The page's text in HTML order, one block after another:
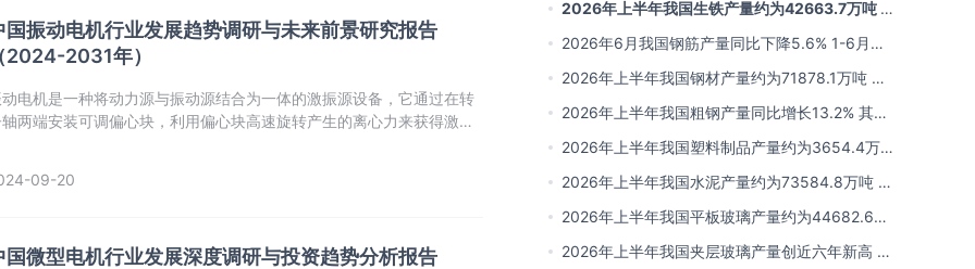
国振动电机行业发展趋势调研与未来前景研究报告
2024-2031年）
电机是一种将动力源与振动源结合为一体的激振源设备‌，它通过在转
两端安装可调偏心块，利用偏心块高速旋转产生的离心力来获得激振
09-20
国微型电机行业发展深度调研与投资趋势分析报告
2026年上半年我国生铁产量约为42663.7万吨 同
比下降2.8% 其中河北产量占比22.7%排名第一
2026年6月我国钢筋产量同比下降5.6% 1-6月累
计产量同比下降10.7%
2026年上半年我国钢材产量约为71878.1万吨 同
比下降0.9% 其中河北以超亿吨产量排名第一
2026年上半年我国粗钢产量同比增长13.2% 其中
河北产量占比21.5%位居首位
2026年上半年我国塑料制品产量约为3654.4万吨
其中江苏、浙江产量分别占比18.9%、16.0%
2026年上半年我国水泥产量约为73584.8万吨 同
比下降8% 其中广东、浙江和安徽分别排名前三
2026年上半年我国平板玻璃产量约为44682.6万
重量箱 同比下降5.7% 其中河北产量最多 占比
2026年上半年我国夹层玻璃产量创近六年新高 约